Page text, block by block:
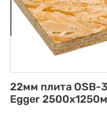
22мм плита OSB-3
Egger